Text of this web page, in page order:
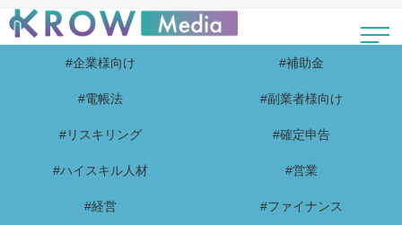
#企業様向け #補助金
#電帳法 #副業者様向け
#リスキリング #確定申告
#ハイスキル人材 #営業
#経営 #ファイナンス